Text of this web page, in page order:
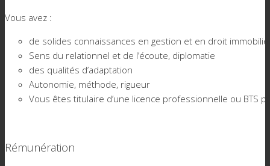
Vous avez :
de solides connaissances en gestion et en droit
Sens du relationnel et de l’écoute, diplomatie
des qualités d’adaptation
Autonomie, méthode, rigueur
Vous êtes titulaire d’une licence professionnelle ou
Rémunération